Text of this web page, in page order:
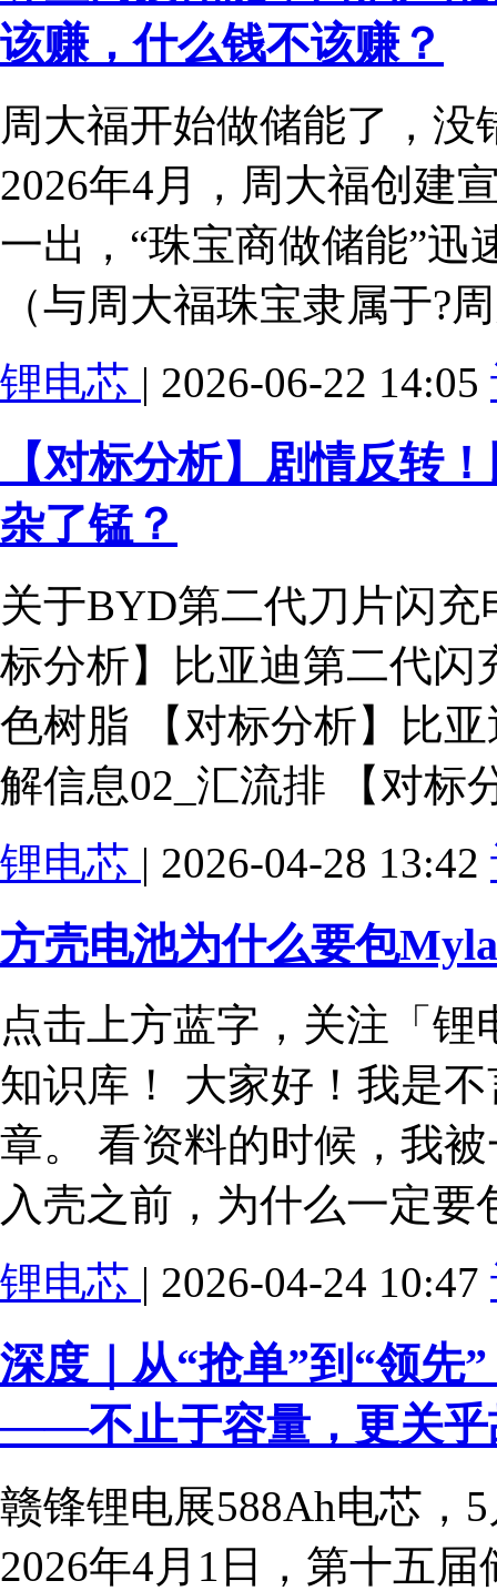
该赚，什么钱不该赚？
周大福开始做储能了，
2026年4月，周大福创建
一出，“珠宝商做储能”迅
（与周大福珠宝隶属于?
锂电芯 | 2026-06-22 14:05
【对标分析】剧情反转
杂了锰？
关于BYD第二代刀片闪
标分析】比亚迪第二代闪
色树脂 【对标分析】比
解信息02_汇流排 【对标
锂电芯 | 2026-04-28 13:42
方壳电池为什么要包
点击上方蓝字，关注「
知识库！ 大家好！我是
章。 看资料的时候，我
入壳之前，为什么一定
锂电芯 | 2026-04-24 10:47
深度｜从“抢单”到“领先
——不止于容量，更关乎
赣锋锂电展588Ah电芯，
2026年4月1日，第十五